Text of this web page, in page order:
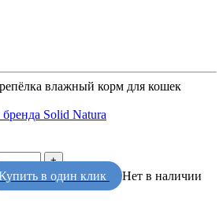
влажный корм для кошек
Solid Natura
в один клик
Нет в наличии